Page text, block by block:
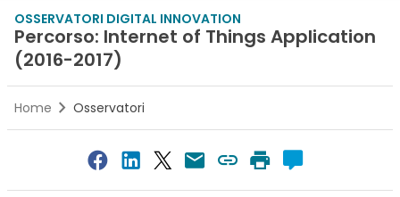
OSSERVATORI DIGITAL INNOVATION
Percorso: Internet of Things Application
(2016-2017)
Home Osservatori